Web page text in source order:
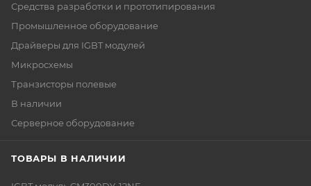
Средства разработки и прототипирования
Промышленное оборудование
Драйверы для IGBT модулей
Микросхемы
Транзисторы полевые
В наличии
Серверное оборудование
ТОВАРЫ В НАЛИЧИИ